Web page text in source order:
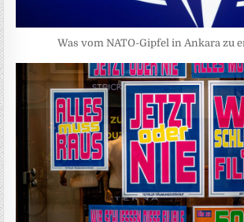
Was vom NATO-Gipfel in Ankara zu